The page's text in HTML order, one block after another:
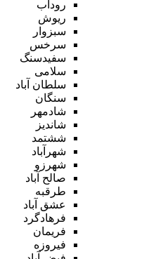
روداب
ریوش
سبزوار
سرخس
سفیدسنگ
سلامی
سلطان آباد
سنگان
شادمهر
شاندیز
ششتمد
شهرآباد
شهرزو
صالح آباد
طرقبه
عشق آباد
فرهادگرد
فریمان
فیروزه